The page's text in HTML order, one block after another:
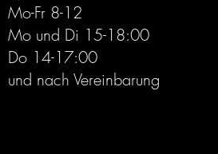
Mo-Fr 8-12
Mo und Di 15-18:00
Do 14-17:00
und nach Vereinbarung